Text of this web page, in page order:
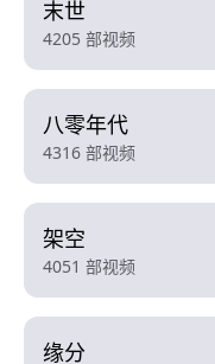
末世
4205 部视频
八零年代
4316 部视频
架空
4051 部视频
缘分